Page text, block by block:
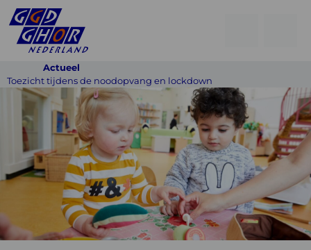
Actueel
Toezicht tijdens de noodopvang en lockdown
Toezicht
tijdens
de
noodopvang
en
lockdown